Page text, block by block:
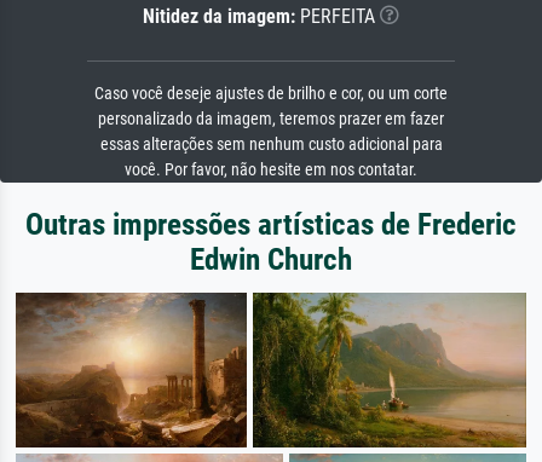
Nitidez da imagem: PERFEITA
Caso você deseje ajustes de brilho e cor, ou um corte
personalizado da imagem, teremos prazer em fazer
essas alterações sem nenhum custo adicional para
você. Por favor, não hesite em nos contatar.
Outras impressões artísticas de Frederic
Edwin Church